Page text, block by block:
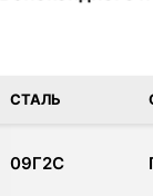
СТАЛЬ
09Г2С